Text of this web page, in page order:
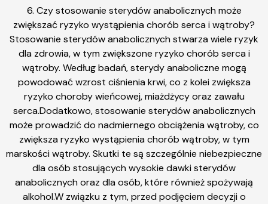
6. Czy stosowanie sterydów anabolicznych może
zwiększać ryzyko wystąpienia chorób serca i wątroby?
Stosowanie sterydów anabolicznych stwarza wiele ryzyk
dla zdrowia, w tym zwiększone ryzyko chorób serca i
wątroby. Według badań, sterydy anaboliczne mogą
powodować wzrost ciśnienia krwi, co z kolei zwiększa
ryzyko choroby wieńcowej, miażdżycy oraz zawału
serca.Dodatkowo, stosowanie sterydów anabolicznych
może prowadzić do nadmiernego obciążenia wątroby, co
zwiększa ryzyko wystąpienia chorób wątroby, w tym
marskości wątroby. Skutki te są szczególnie niebezpieczne
dla osób stosujących wysokie dawki sterydów
anabolicznych oraz dla osób, które również spożywają
alkohol.W związku z tym, przed podjęciem decyzji o